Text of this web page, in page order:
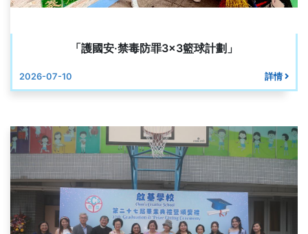
「護國安·禁毒防罪3x3籃球計劃」
2026-07-10 詳情